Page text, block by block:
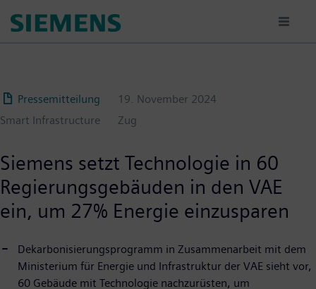
para
Pressemitteilung
19. November 2024
Smart Infrastructure
Zug
Siemens setzt Technologie in 60
Regierungsgebäuden in den VAE
ein, um 27% Energie einzusparen
Dekarbonisierungsprogramm in Zusammenarbeit mit dem
Ministerium für Energie und Infrastruktur der VAE sieht vor,
60 Gebäude mit Technologie nachzurüsten, um